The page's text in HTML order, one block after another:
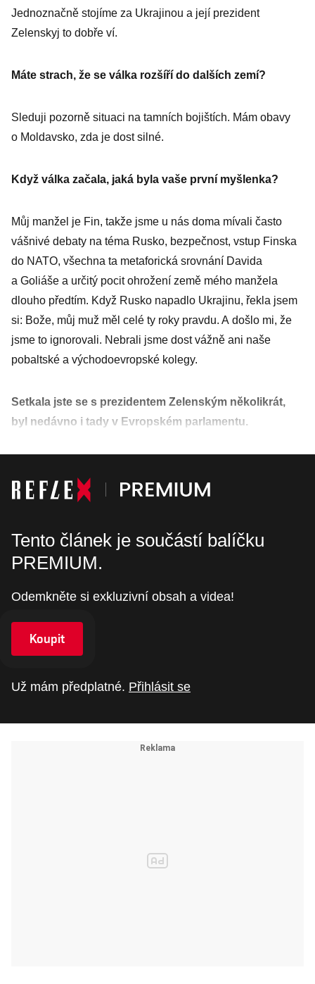
Jednoznačně stojíme za Ukrajinou a její prezident
Zelenskyj to dobře ví.
Máte strach, že se válka rozšíří do dalších zemí?
Sleduji pozorně situaci na tamních bojištích. Mám obavy
o Moldavsko, zda je dost silné.
Když válka začala, jaká byla vaše první myšlenka?
Můj manžel je Fin, takže jsme u nás doma mívali často
vášnivé debaty na téma Rusko, bezpečnost, vstup Finska
do NATO, všechna ta metaforická srovnání Davida
a Goliáše a určitý pocit ohrožení země mého manžela
dlouho předtím. Když Rusko napadlo Ukrajinu, řekla jsem
si: Bože, můj muž měl celé ty roky pravdu. A došlo mi, že
jsme to ignorovali. Nebrali jsme dost vážně ani naše
pobaltské a východoevropské kolegy.
Setkala jste se s prezidentem Zelenským několikrát,
byl nedávno i tady v Evropském parlamentu.
Tento článek je součástí balíčku
PREMIUM.
Odemkněte si exkluzivní obsah a videa!
Koupit
Už mám předplatné. Přihlásit se